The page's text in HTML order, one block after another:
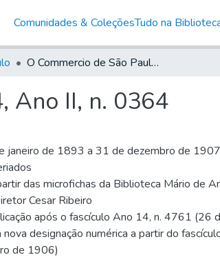
Comunidades & ColeçõesTudo na
O Commercio de São Paulo, 1894, Ano II, n. 0364
Ano II, n. 0364
janeiro de 1893 a 31 de dezembro de
das microfichas da Biblioteca Mário de
Cesar Ribeiro
após o fascículo Ano 14, n. 4761 (26
designação numérica a partir do
de 1906)